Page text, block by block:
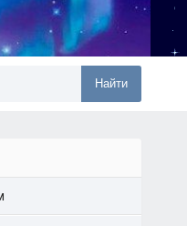
Найти